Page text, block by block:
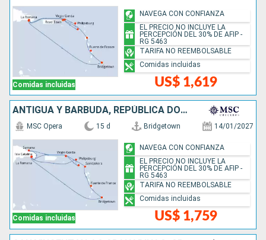
Comidas incluidas US$ 1,619
NAVEGA CON CONFIANZA
EL PRECIO NO INCLUYE LA
PERCEPCIÓN DEL 30% DE AFIP -
RG 5463
TARIFA NO REEMBOLSABLE
Comidas incluidas
ANTIGUA Y BARBUDA, REPÚBLICA DOMINICANA, SAN MARTÍN, BARBADOS
Comidas incluidas
MSC Opera 15 d Bridgetown 14/01/2027
US$ 1,759
NAVEGA CON CONFIANZA
EL PRECIO NO INCLUYE LA
PERCEPCIÓN DEL 30% DE AFIP -
RG 5463
TARIFA NO REEMBOLSABLE
Comidas incluidas